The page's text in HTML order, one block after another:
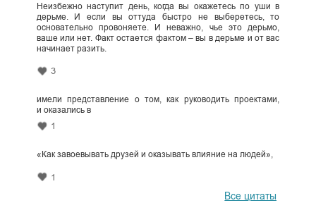
Неизбежно наступит день, когда вы окажетесь по уши в
дерьме. И если вы оттуда быстро не выберетесь, то
основательно провоняете. И неважно, чье это дерьмо,
ваше или нет. Факт остается фактом – вы в дерьме и от вас
начинает разить.
3
имели представление о том, как руководить проектами,
и оказались в
1
«Как завоевывать друзей и оказывать влияние на людей»,
1
Все цитаты